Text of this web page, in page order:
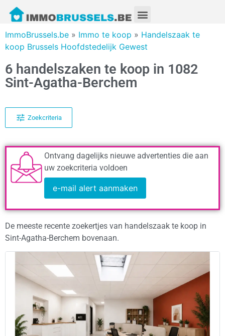
ImmoBrussels.be » Immo te koop » Handelszaak te
koop Brussels Hoofdstedelijk Gewest
6 handelszaken te koop in 1082
Sint-Agatha-Berchem
Zoekcriteria
Ontvang dagelijks nieuwe advertenties die aan
uw zoekcriteria voldoen
e-mail alert aanmaken
De meeste recente zoekertjes van handelszaak te koop in
Sint-Agatha-Berchem bovenaan.